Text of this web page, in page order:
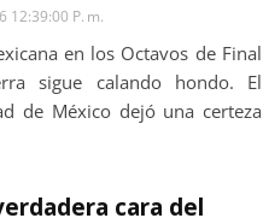
12:39:00 P. M.
en los Octavos de Final
sigue calando hondo. El
de México dejó una certeza
cara del